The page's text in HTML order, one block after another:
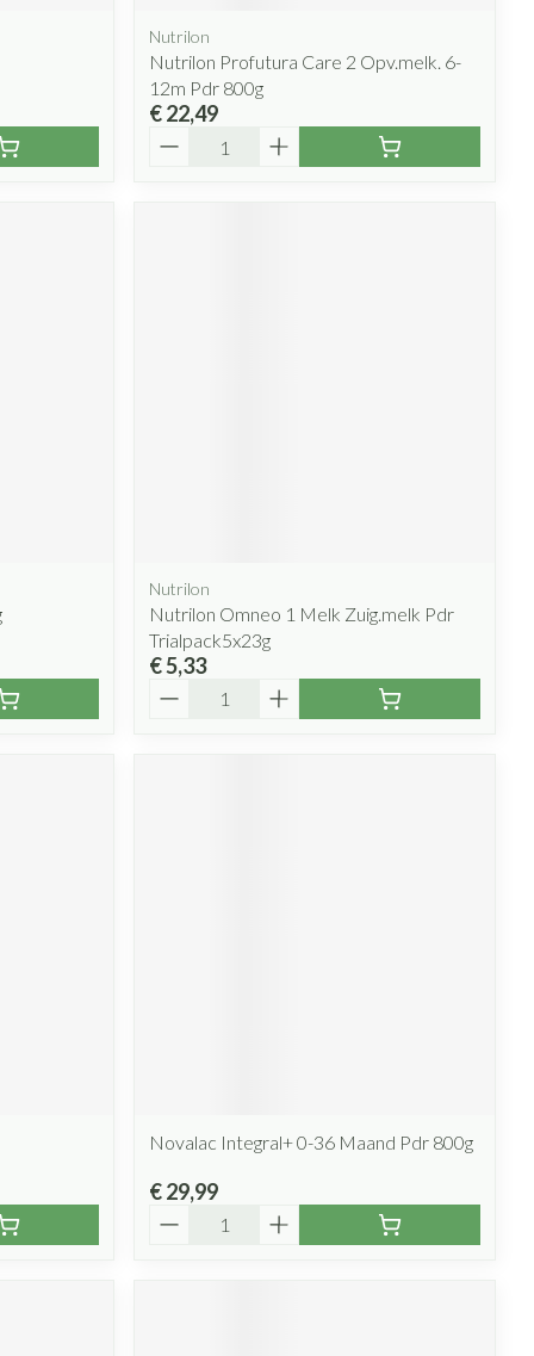
Nutrilon
Nutrilon Profutura Care 2 Opv.melk. 6-
12m Pdr 800g
€ 22,49
Nutrilon
Nutrilon Omneo 1 Melk Zuig.melk Pdr
Trialpack5x23g
€ 5,33
Novalac Integral+ 0-36 Maand Pdr 800g
€ 29,99